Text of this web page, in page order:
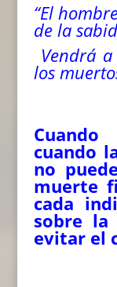
“El
de la
Vendrá
los
cuando
no
muerte
cada
sobre la
evitar el